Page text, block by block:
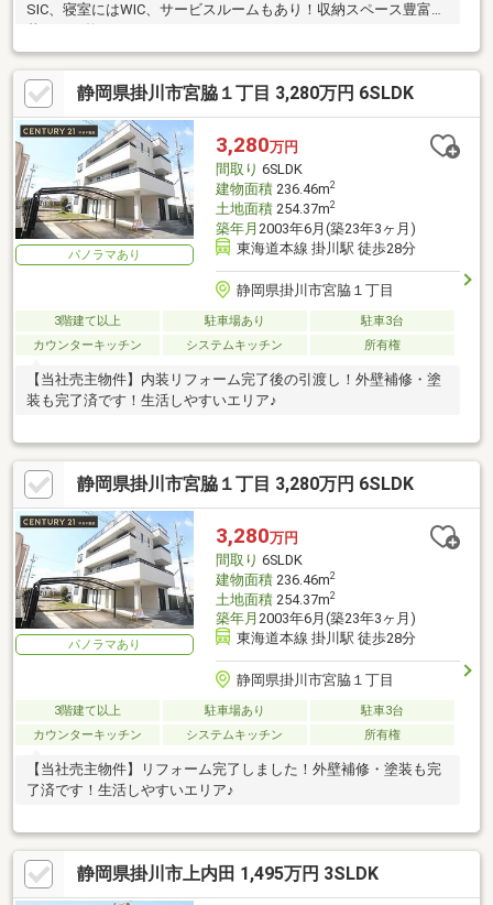
SIC、寝室にはWIC、サービスルームもあり！収納スペース豊富で
静岡県掛川市宮脇１丁目 3,280万円 6SLDK
パノラマあり
3,280万円
間取り 6SLDK
建物面積236.46m2
土地面積254.37m2
築年月 2003年6月(築23年3ヶ月)
東海道本線 掛川駅 徒歩28分
静岡県掛川市宮脇１丁目
3階建て以上 駐車場あり
駐車3台
カウンターキッチン
システムキッチン 所有権
【当社売主物件】内装リフォーム完了後の引渡し！外壁補修・塗
装も完了済です！生活しやすいエリア♪
静岡県掛川市宮脇１丁目 3,280万円 6SLDK
パノラマあり
3,280万円
間取り 6SLDK
建物面積236.46m2
土地面積254.37m2
築年月 2003年6月(築23年3ヶ月)
東海道本線 掛川駅 徒歩28分
静岡県掛川市宮脇１丁目
3階建て以上 駐車場あり
駐車3台
カウンターキッチン
システムキッチン 所有権
【当社売主物件】リフォーム完了しました！外壁補修・塗装も完
了済です！生活しやすいエリア♪
静岡県掛川市上内田 1,495万円 3SLDK